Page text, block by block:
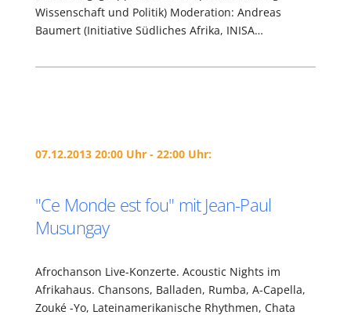
Wissenschaft und Politik) Moderation: Andreas
Baumert (Initiative Südliches Afrika, INISA…
07.12.2013 20:00 Uhr - 22:00 Uhr:
"Ce Monde est fou" mit Jean-Paul
Musungay
Afrochanson Live-Konzerte. Acoustic Nights im
Afrikahaus. Chansons, Balladen, Rumba, A-Capella,
Zouké -Yo, Lateinamerikanische Rhythmen, Chata